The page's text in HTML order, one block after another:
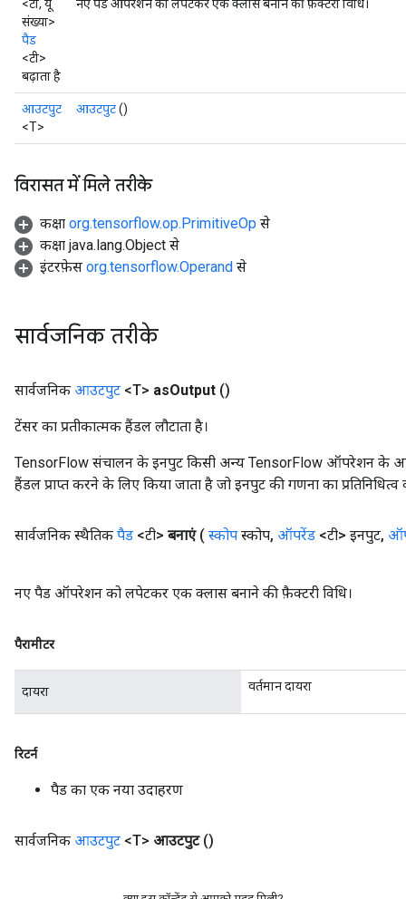
<टी, यू
संख्या>
पैड
<टी>
बढ़ाता है
नए पैड ऑपरेशन को लपेटकर एक क्लास बनाने की फ़ैक्टरी विधि।
आउटपुट
<T>
आउटपुट()
विरासत में मिले तरीके
कक्षा org.tensorflow.op.PrimitiveOp से
कक्षा java.lang.Object से
इंटरफ़ेस org.tensorflow.Operand से
सार्वजनिक तरीके
सार्वजनिक आउटपुट <T> asOutput ()
टेंसर का प्रतीकात्मक हैंडल लौटाता है।
TensorFlow संचालन के इनपुट किसी अन्य TensorFlow ऑपरेशन के
हैंडल प्राप्त करने के लिए किया जाता है जो इनपुट की गणना का प्रतिनिधित्व
सार्वजनिक स्थैतिक पैड <टी> बनाएं ( स्कोप स्कोप, ऑपरेंड <टी> इनपुट,
नए पैड ऑपरेशन को लपेटकर एक क्लास बनाने की फ़ैक्टरी विधि।
पैरामीटर
दायरा वर्तमान दायरा
रिटर्न
पैड का एक नया उदाहरण
सार्वजनिक आउटपुट <T> आउटपुट ()